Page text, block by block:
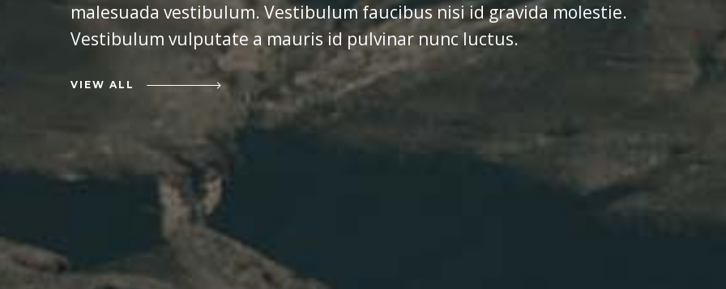
malesuada vestibulum. Vestibulum faucibus nisi id gravida molestie.
Vestibulum vulputate a mauris id pulvinar nunc luctus.
VIEW ALL